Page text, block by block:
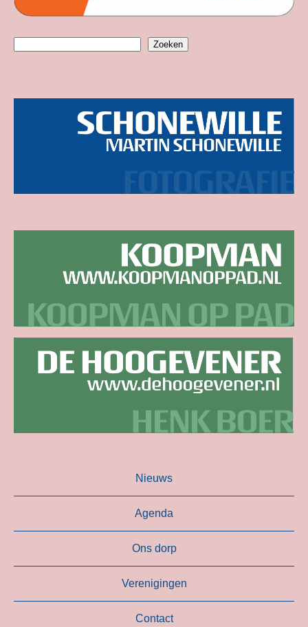
Zoeken
Nieuws
Agenda
Ons dorp
Verenigingen
Contact